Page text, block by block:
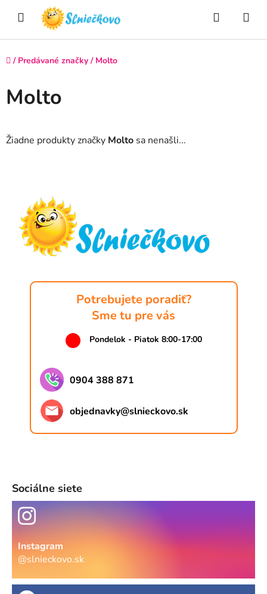
Hľadať
Domov
/ Predávané značky / Molto
Molto
Žiadne produkty značky Molto sa nenašli...
Potrebujete poradiť?
Sme tu pre vás
Pondelok - Piatok 8:00-17:00
0904 388 871
objednavky@slnieckovo.sk
Sociálne siete
Instagram
@slnieckovo.sk